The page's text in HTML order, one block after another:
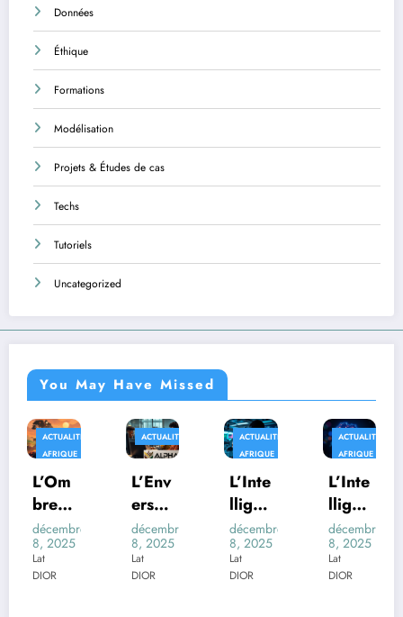
Données
Éthique
Formations
Modélisation
Projets & Études de cas
Techs
Tutoriels
Uncategorized
You May Have Missed
ACTUALITÉS
AFRIQUE
L’Om
bre
du
Palud
isme
décembre
8, 2025
Lat
DIOR
ACTUALITÉS
L’Env
ers
du
Déco
r de
décembre
8, 2025
Lat
DIOR
ACTUALITÉS
AFRIQUE
L’Inte
lligen
ce
Artifi
cielle
décembre
8, 2025
Lat
DIOR
ACTUALITÉS
AFRIQUE
L’Inte
lligen
ce
Artifi
cielle
décembre
8, 2025
Lat
DIOR